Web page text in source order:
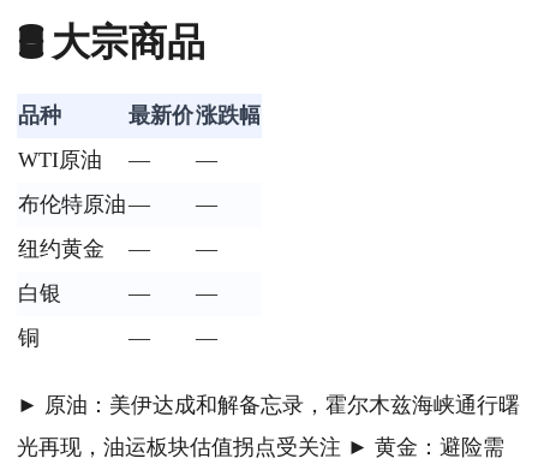
🛢️ 大宗商品
品种 最新价涨跌幅
WTI原油
—
—
布伦特原油—
—
纽约黄金
—
—
白银
—
—
铜
— —
► 原油：美伊达成和解备忘录，霍尔木兹海峡通行曙
光再现，油运板块估值拐点受关注 ► 黄金：避险需